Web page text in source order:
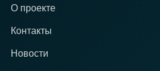
О проекте
Контакты
Новости